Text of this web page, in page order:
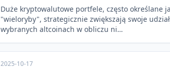
Duże kryptowalutowe portfele, często określane
"wieloryby", strategicznie zwiększają swoje
wybranych altcoinach w obliczu ni…
2025-10-17